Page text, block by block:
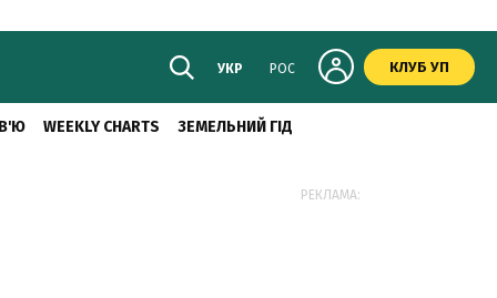
УКР РОС КЛУБ УП
WEEKLY CHARTS ЗЕМЕЛЬНИЙ ГІД
РЕКЛАМА: